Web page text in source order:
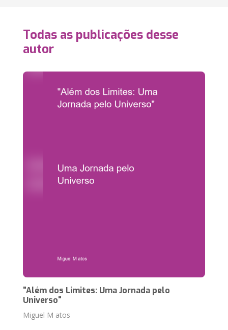
Todas as publicações desse
autor
"Além dos Limites: Uma Jornada pelo
Universo"
Miguel M atos